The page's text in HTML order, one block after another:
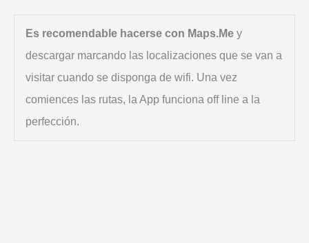
Es recomendable hacerse con Maps.Me y
descargar marcando las localizaciones que se van a
visitar cuando se disponga de wifi. Una vez
comiences las rutas, la App funciona off line a la
perfección.